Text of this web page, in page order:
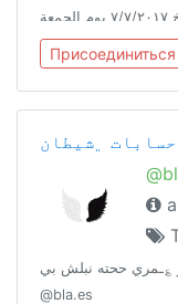
Присоединиться
ححته نبلش بي 🥺💘🔥
@bla.es